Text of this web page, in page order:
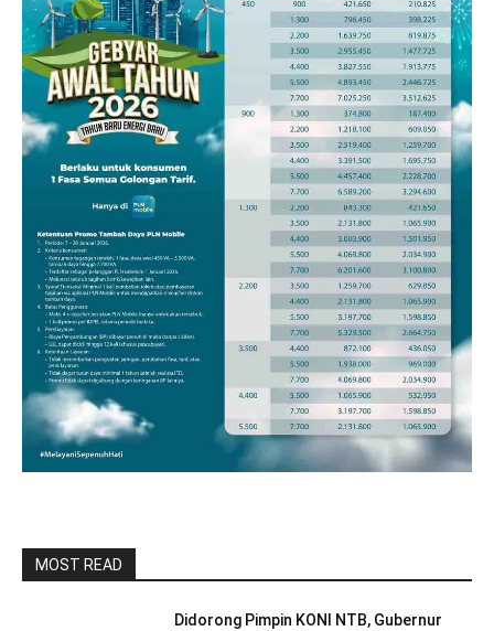
MOST READ
Didorong Pimpin KONI NTB, Gubernur